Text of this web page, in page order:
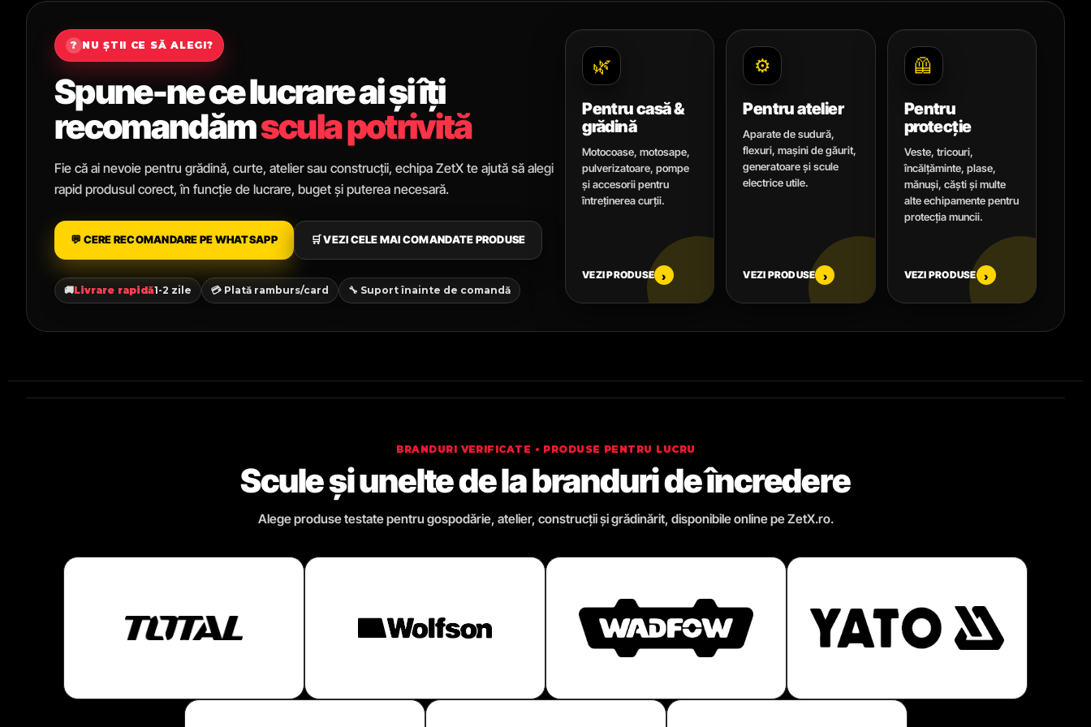
? NU ȘTII CE SĂ ALEGI?
Spune-ne ce lucrare ai și îți
recomandămscula potrivită
Fie că ai nevoie pentru grădină, curte, atelier sau construcții, echipa ZetX te ajută să alegi
rapid produsul corect, în funcție de lucrare, buget și puterea necesară.
💬 CERE RECOMANDARE PE WHATSAPP 🛒 VEZI CELE MAI COMANDATE PRODUSE
🚚Livrare rapidă1-2 zile 💳 Plată ramburs/card 🔧 Suport înainte de comandă
🌿
Pentru casă &
grădină
Motocoase, motosape,
pulverizatoare, pompe
și accesorii pentru
întreținerea curții.
VEZI PRODUSE ›
⚙️
Pentru atelier
Aparate de sudură,
flexuri, mașini de găurit,
generatoare și scule
electrice utile.
VEZI PRODUSE ›
🦺
Pentru
protecție
Veste, tricouri,
încălțăminte, plase,
mănuși, căști și multe
alte echipamente pentru
protecția muncii.
VEZI PRODUSE ›
BRANDURI VERIFICATE • PRODUSE PENTRU LUCRU
Scule și unelte de la branduri de încredere
Alege produse testate pentru gospodărie, atelier, construcții și grădinărit, disponibile online pe ZetX.ro.